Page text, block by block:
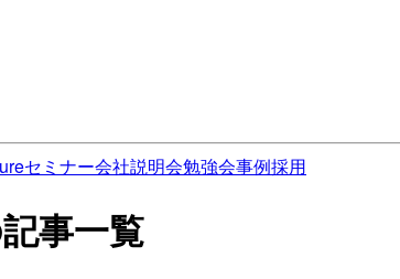
セミナー会社説明会勉強会事例採用
事一覧